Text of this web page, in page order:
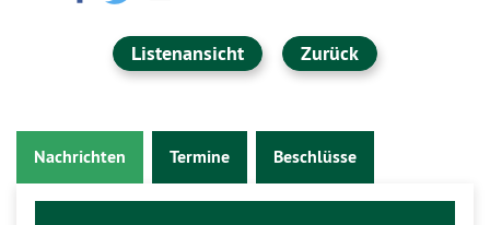
Listenansicht Zurück
Nachrichten Termine Beschlüsse